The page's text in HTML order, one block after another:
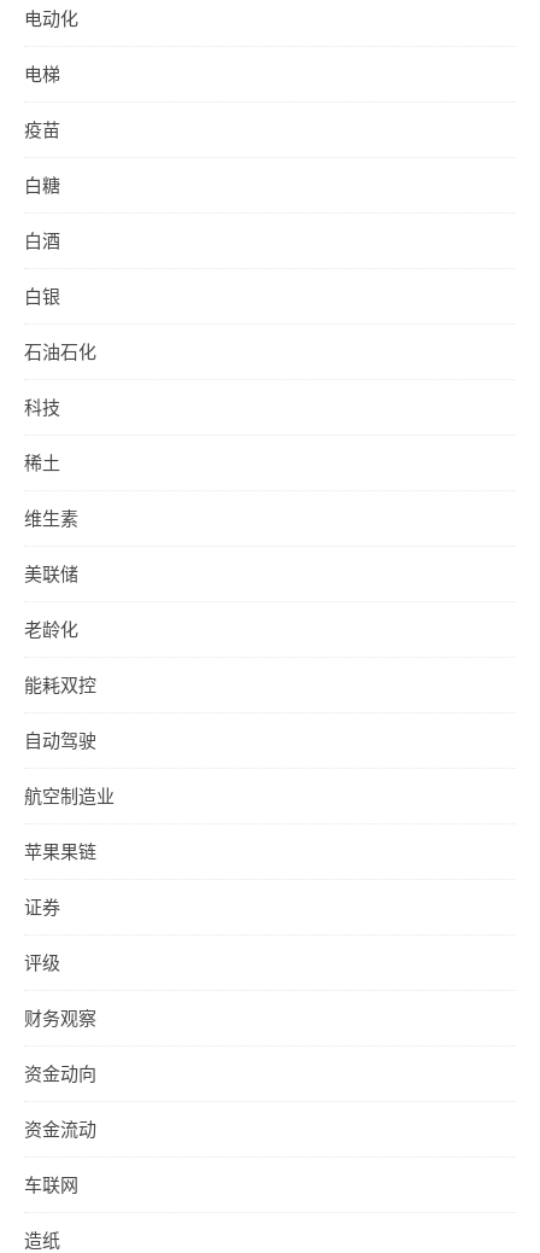
电动化
电梯
疫苗
白糖
白酒
白银
石油石化
科技
稀土
维生素
美联储
老龄化
能耗双控
自动驾驶
航空制造业
苹果果链
证券
评级
财务观察
资金动向
资金流动
车联网
造纸